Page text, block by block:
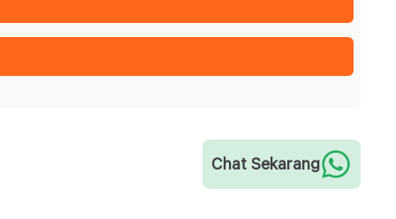
Chat Sekarang